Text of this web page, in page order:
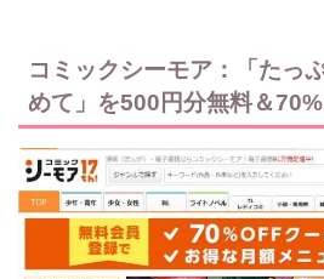
コミックシーモア：「たっ
めて」を500円分無料＆